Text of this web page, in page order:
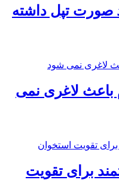
صورت تپل داشته
لاغری نمی
برای تقویت